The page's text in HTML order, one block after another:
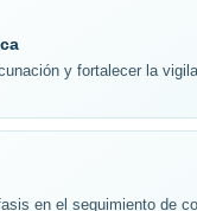
y fortalecer la
en el seguimiento de